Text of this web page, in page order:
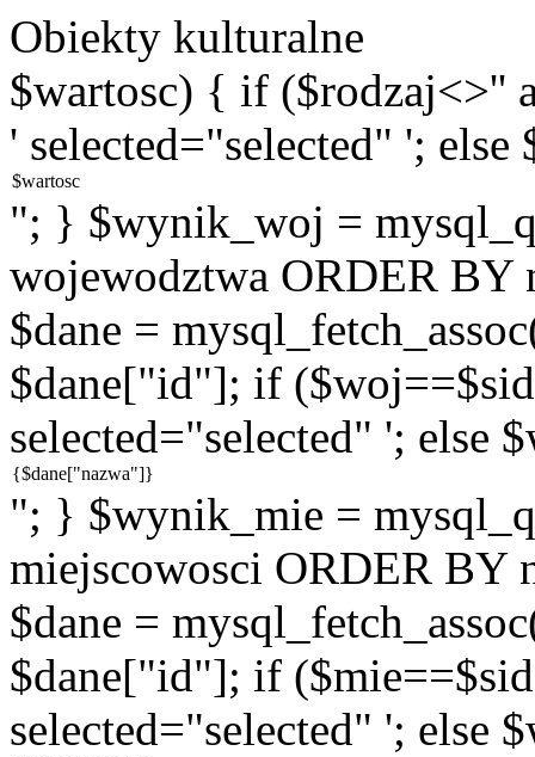
Obiekty kulturalne
$wartosc) { if ($rodzaj<>''
' selected="selected" ';
"; } $wynik_woj =
wojewodztwa ORDER
$dane =
$dane["id"]; if
selected="selected" '; else
"; } $wynik_mie =
miejscowosci ORDER BY
$dane =
$dane["id"]; if
selected="selected" '; else